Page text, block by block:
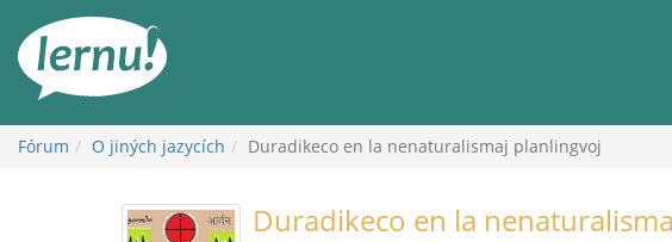
obsahu
Fórum O jiných jazycích Duradikeco en la nenaturalismaj planlingvoj
Duradikeco en la